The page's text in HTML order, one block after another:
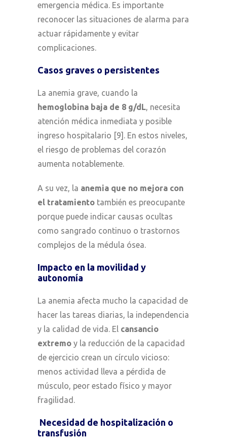
emergencia médica. Es importante
reconocer las situaciones de alarma para
actuar rápidamente y evitar
complicaciones.
Casos graves o persistentes
La anemia grave, cuando la
hemoglobina baja de 8 g/dL, necesita
atención médica inmediata y posible
ingreso hospitalario [9]. En estos niveles,
el riesgo de problemas del corazón
aumenta notablemente.
A su vez, la anemia que no mejora con
el tratamiento también es preocupante
porque puede indicar causas ocultas
como sangrado continuo o trastornos
complejos de la médula ósea.
Impacto en la movilidad y
autonomía
La anemia afecta mucho la capacidad de
hacer las tareas diarias, la independencia
y la calidad de vida. El cansancio
extremo y la reducción de la capacidad
de ejercicio crean un círculo vicioso:
menos actividad lleva a pérdida de
músculo, peor estado físico y mayor
fragilidad.
Necesidad de hospitalización o
transfusión